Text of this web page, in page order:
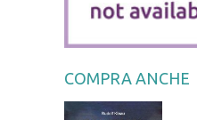
COMPRA ANCHE